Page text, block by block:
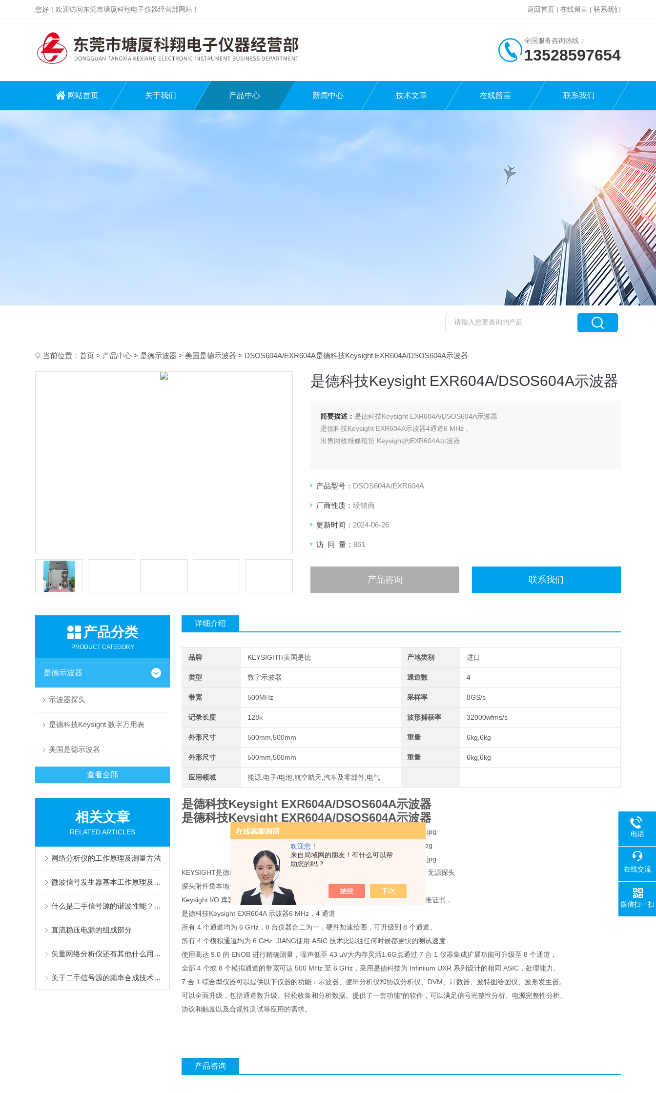
欢迎您！
来自局域网的朋友！有什么可以帮
助您的吗？
您好！欢迎访问东莞市塘厦科翔电子仪器经营部网站！ 返回首页 | 在线留言 | 联系我们
全国服务咨询热线：
13528597654
网站首页 关于我们 产品中心 新闻中心 技术文章 在线留言 联系我们
当前位置： 首页 > 产品中心 > 是德示波器 > 美国是德示波器 > DSOS604A/EXR604A是德科技Keysight EXR604A/DSOS604A示波器
是德科技Keysight EXR604A/DSOS604A示波器
简要描述： 是德科技Keysight EXR604A/DSOS604A示波器
是德科技Keysight EXR604A示波器4通道6 MHz，
出售回收维修租赁 Keysight的EXR604A示波器
产品型号： DSOS604A/EXR604A
厂商性质： 经销商
更新时间： 2024-06-26
访 问 量： 861
产品咨询 联系我们
产品分类
PRODUCT CATEGORY
是德示波器
示波器探头
是德科技Keysight 数字万用表
美国是德示波器
查看全部
相关文章
RELATED ARTICLES
网络分析仪的工作原理及测量方法
微波信号发生器基本工作原理及其指标概述
什么是二手信号源的谐波性能？你了解多少
直流稳压电源的组成部分
矢量网络分析仪还有其他什么用途？
关于二手信号源的频率合成技术，你都了解多少呢
详细介绍
品牌 KEYSIGHT/美国是德 产地类别 进口
类型 数字示波器 通道数 4
带宽 500MHz 采样率 8GS/s
记录长度 128k 波形捕获率 32000wfms/s
外形尺寸 500mm,500mm 重量 6kg,6kg
外形尺寸 500mm,500mm 重量 6kg,6kg
应用领域 能源,电子/电池,航空航天,汽车及零部件,电气
是德科技Keysight EXR604A/DSOS604A示波器
是德科技Keysight EXR604A/DSOS604A示波器
KEYSIGHT是德DSOS604A和EXR604A示波器和每个通道一个 N2873A 500 MHz 无源探头
探头附件袋本地化电源线前面板硬盖BNC校准线键盘和鼠标
Keysight I/O 库套件、用户指南和程序员指南随示波器驱动器一起提供1 年工厂校准证书，
是德科技Keysight EXR604A 示波器6 MHz，4 通道
所有 4 个通道均为 6 GHz，8 台仪器合二为一，硬件加速绘图，可升级到 8 个通道。
所有 4 个模拟通道均为 6 GHz JIANG使用 ASIC 技术比以往任何时候都更快的测试速度
使用高达 9.0 的 ENOB 进行精确测量，噪声低至 43 µV大内存灵活1.6G点通过 7 合 1 仪器集成扩展功能可升级至 8 个通道，
全部 4 个或 8 个模拟通道的带宽可达 500 MHz 至 6 GHz，采用是德科技为 Infiniium UXR 系列设计的相同 ASIC，处理能力。
7 合 1 综合型仪器可以提供以下仪器的功能：示波器、逻辑分析仪和协议分析仪、DVM、计数器、波特图绘图仪、波形发生器。
可以全面升级，包括通道数升级。轻松收集和分析数据。提供了一套功能*的软件，可以满足信号完整性分析、电源完整性分析、
协议和触发以及合规性测试等应用的需求。
产品咨询
电话
在线交流
微信扫一扫